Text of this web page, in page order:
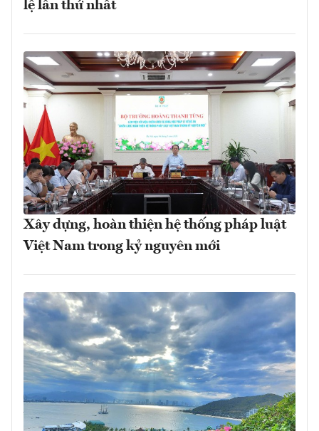
lệ lần thứ nhất
Xây dựng, hoàn thiện hệ thống pháp luật
Việt Nam trong kỷ nguyên mới